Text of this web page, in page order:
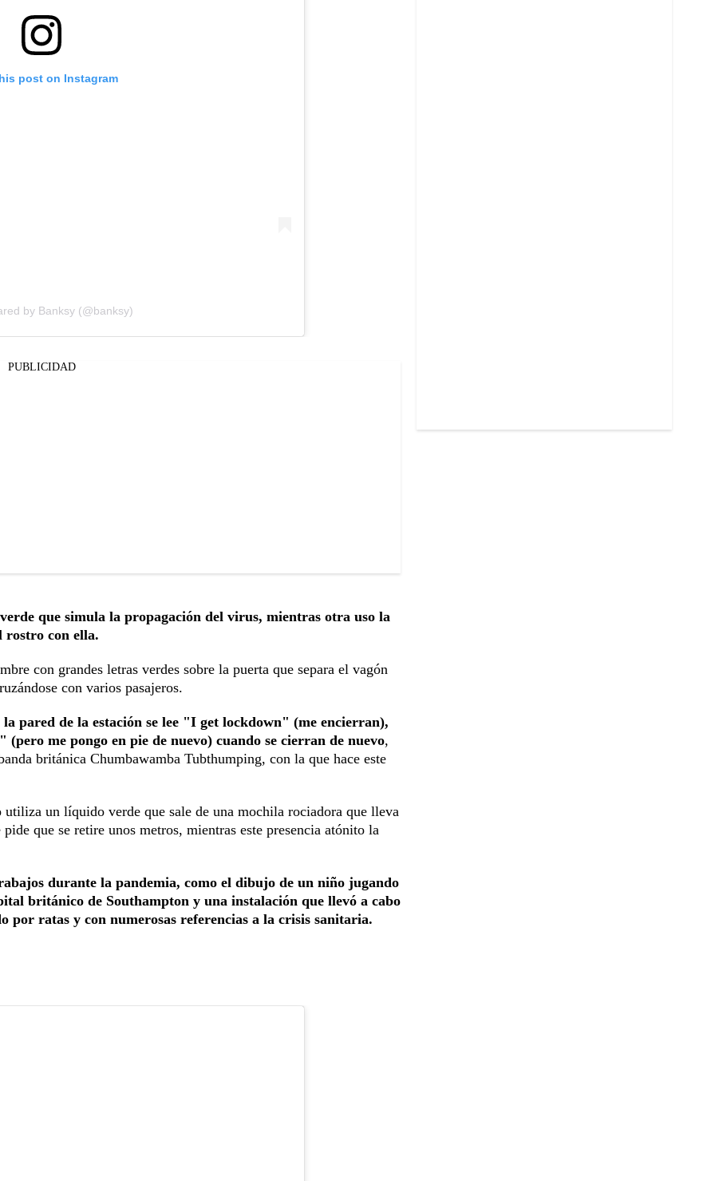
post on Instagram
by Banksy (@banksy)
PUBLICIDAD
que simula la propagación del virus, mientras otra uso la
rostro con ella.
con grandes letras verdes sobre la puerta que separa el vagón
con varios pasajeros.
pared de la estación se lee "I get lockdown" (me encierran),
me pongo en pie de nuevo) cuando se cierran de nuevo,
británica Chumbawamba Tubthumping, con la que hace este
utiliza un líquido verde que sale de una mochila rociadora que lleva
que se retire unos metros, mientras este presencia atónito la
durante la pandemia, como el dibujo de un niño jugando
británico de Southampton y una instalación que llevó a cabo
por ratas y con numerosas referencias a la crisis sanitaria.